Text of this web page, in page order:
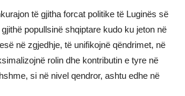
të gjitha forcat politike të Luginës së
popullsinë shqiptare kudo ku jeton në
në zgjedhje, të unifikojnë qëndrimet, në
rolin dhe kontributin e tyre në
si në nivel qendror, ashtu edhe në